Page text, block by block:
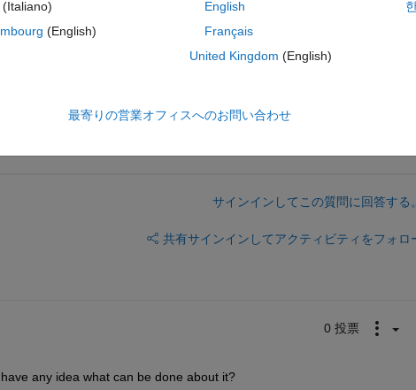
サインインしてこの質問に回答する。
共有サインインしてアクティビティをフォロ
0 投票
any idea what can be done about it?
(Italiano)
(English)
English
Français
United Kingdom (English)
最寄りの営業オフィスへのお問い合わせ